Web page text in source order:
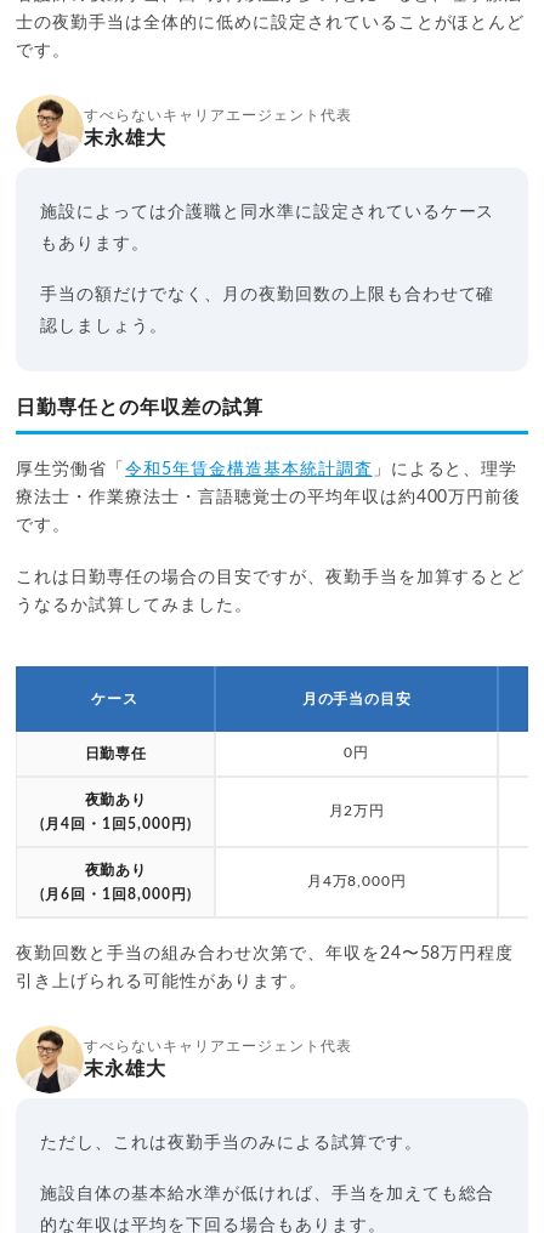
士の夜勤手当は全体的に低めに設定されていることがほとんど
です。
すべらないキャリアエージェント代表
末永雄大
施設によっては介護職と同水準に設定されているケース
もあります。
手当の額だけでなく、月の夜勤回数の上限も合わせて確
認しましょう。
日勤専任との年収差の試算
厚生労働省「令和5年賃金構造基本統計調査 」によると、理学
療法士・作業療法士・言語聴覚士の平均年収は約400万円前後
です。
これは日勤専任の場合の目安ですが、夜勤手当を加算するとど
うなるか試算してみました。
ケース 月の手当の目安
日勤専任 0円
夜勤あり
(月4回・1回5,000円)
月2万円
夜勤あり
(月6回・1回8,000円)
月4万8,000円
夜勤回数と手当の組み合わせ次第で、年収を24〜58万円程度
引き上げられる可能性があります。
すべらないキャリアエージェント代表
末永雄大
ただし、これは夜勤手当のみによる試算です。
施設自体の基本給水準が低ければ、手当を加えても総合
的な年収は平均を下回る場合もあります。